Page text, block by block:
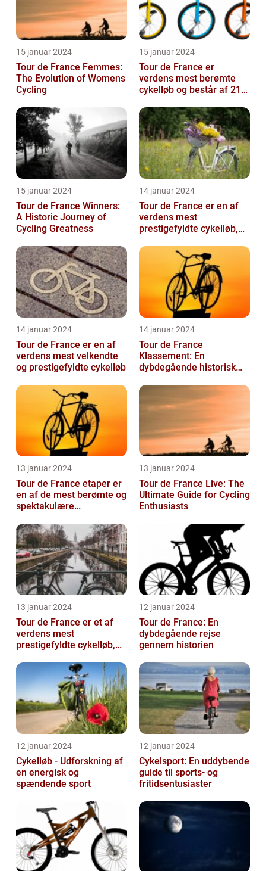
15 januar 2024
Tour de France Femmes:
The Evolution of Womens
Cycling
15 januar 2024
Tour de France er
verdens mest berømte
cykelløb og består af 21
15 januar 2024
Tour de France Winners:
A Historic Journey of
Cycling Greatness
14 januar 2024
Tour de France er en af
verdens mest
prestigefyldte cykelløb,
seere hver...
14 januar 2024
Tour de France er en af
verdens mest velkendte
og prestigefyldte cykelløb
14 januar 2024
Tour de France
Klassement: En
dybdegående historisk
13 januar 2024
Tour de France etaper er
en af de mest berømte og
spektakulære
professionel c...
13 januar 2024
Tour de France Live: The
Ultimate Guide for Cycling
Enthusiasts
13 januar 2024
Tour de France er et af
verdens mest
prestigefyldte cykelløb,
opmærksomhed fra
sports...
12 januar 2024
Tour de France: En
dybdegående rejse
gennem historien
12 januar 2024
Cykelløb - Udforskning af
en energisk og
spændende sport
12 januar 2024
Cykelsport: En uddybende
guide til sports- og
fritidsentusiaster